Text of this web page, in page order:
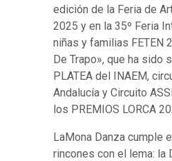
edición de la Feria de
2025 y en la 35º Feria
niñas y familias FETEN
De Trapo», que ha sido
PLATEA del INAEM,
Andalucía y Circuito
los PREMIOS LORCA
LaMona Danza cumple
rincones con el lema: la